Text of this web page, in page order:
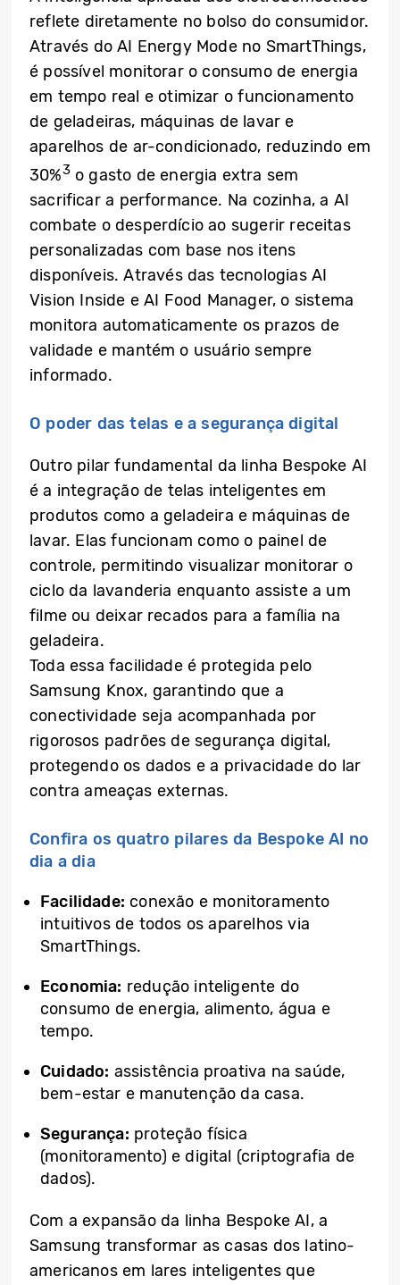
reflete diretamente no bolso do consumidor.
Através do AI Energy Mode no SmartThings,
é possível monitorar o consumo de energia
em tempo real e otimizar o funcionamento
de geladeiras, máquinas de lavar e
aparelhos de ar-condicionado, reduzindo em
30%3o gasto de energia extra sem
sacrificar a performance. Na cozinha, a AI
combate o desperdício ao sugerir receitas
personalizadas com base nos itens
disponíveis. Através das tecnologias AI
Vision Inside e AI Food Manager, o sistema
monitora automaticamente os prazos de
validade e mantém o usuário sempre
informado.
O poder das telas e a segurança digital
Outro pilar fundamental da linha Bespoke AI
é a integração de telas inteligentes em
produtos como a geladeira e máquinas de
lavar. Elas funcionam como o painel de
controle, permitindo visualizar monitorar o
ciclo da lavanderia enquanto assiste a um
filme ou deixar recados para a família na
geladeira.
Toda essa facilidade é protegida pelo
Samsung Knox, garantindo que a
conectividade seja acompanhada por
rigorosos padrões de segurança digital,
protegendo os dados e a privacidade do lar
contra ameaças externas.
Confira os quatro pilares da Bespoke AI no
dia a dia
Facilidade: conexão e monitoramento
intuitivos de todos os aparelhos via
SmartThings.
Economia: redução inteligente do
consumo de energia, alimento, água e
tempo.
Cuidado: assistência proativa na saúde,
bem-estar e manutenção da casa.
Segurança: proteção física
(monitoramento) e digital (criptografia de
dados).
Com a expansão da linha Bespoke AI, a
Samsung transformar as casas dos latino-
americanos em lares inteligentes que